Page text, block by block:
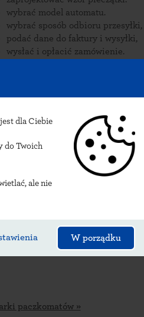
dla Ciebie
do Twoich
ale nie
W porządku
wybrać model automatu.
wybrać sposób odbioru przesyłki,
podać dane do faktury i wysyłki,
wysłać i opłacić zamówienie.
pieczątki online i odbierz je
pieczątek do Mieczysławki:
paczkomatów »